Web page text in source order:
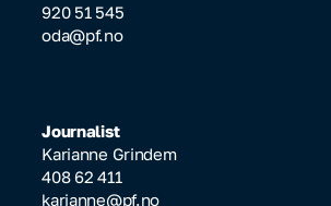
920 51 545
oda@pf.no
Journalist
Karianne Grindem
408 62 411
karianne@pf.no